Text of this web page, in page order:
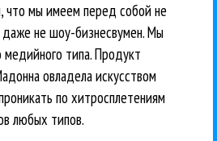
что мы имеем перед собой не
даже не шоу-бизнесвумен. Мы
типа. Продукт
овладела искусством
по хитросплетениям
любых типов.